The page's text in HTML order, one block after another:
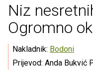
Niz
Ogromno
Nakladnik: Bodoni
Prijevod: Anda Bukvić